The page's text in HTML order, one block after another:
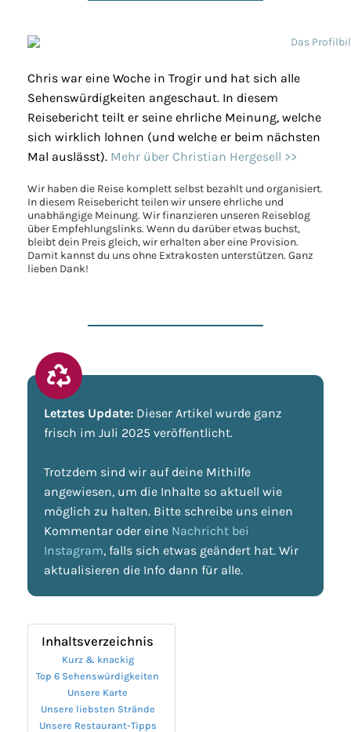
Chris war eine Woche in Trogir und hat sich alle
Sehenswürdigkeiten angeschaut. In diesem
Reisebericht teilt er seine ehrliche Meinung, welche
sich wirklich lohnen (und welche er beim nächsten
Mal auslässt). Mehr über Christian Hergesell >>
Wir haben die Reise komplett selbst bezahlt und organisiert.
In diesem Reisebericht teilen wir unsere ehrliche und
unabhängige Meinung. Wir finanzieren unseren Reiseblog
über Empfehlungslinks. Wenn du darüber etwas buchst,
bleibt dein Preis gleich, wir erhalten aber eine Provision.
Damit kannst du uns ohne Extrakosten unterstützen. Ganz
lieben Dank!
Letztes Update: Dieser Artikel wurde ganz
frisch im Juli 2025 veröffentlicht.
Trotzdem sind wir auf deine Mithilfe
angewiesen, um die Inhalte so aktuell wie
möglich zu halten. Bitte schreibe uns einen
Kommentar oder eine Nachricht bei
Instagram, falls sich etwas geändert hat. Wir
aktualisieren die Info dann für alle.
Inhaltsverzeichnis
Kurz & knackig
Top 6 Sehenswürdigkeiten
Unsere Karte
Unsere liebsten Strände
Unsere Restaurant-Tipps